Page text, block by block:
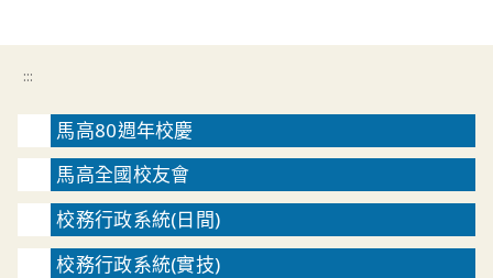
:::
馬高80週年校慶
馬高全國校友會
校務行政系統(日間)
校務行政系統(實技)